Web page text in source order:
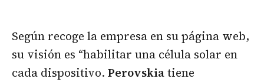
Según recoge la empresa en su página web,
su visión es “habilitar una célula solar en
cada dispositivo. Perovskiatiene